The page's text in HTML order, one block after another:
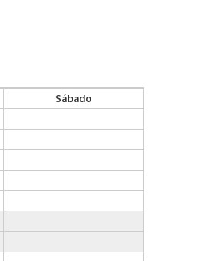
Sábado